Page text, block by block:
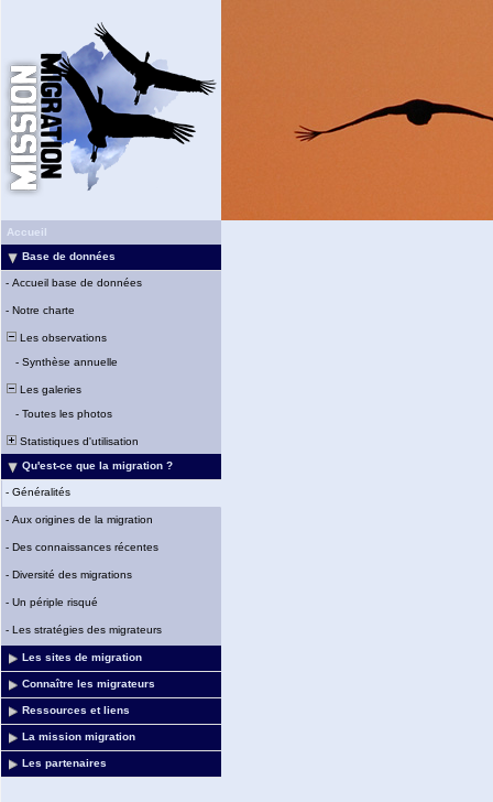
Accueil
Base de données
- Accueil base de données
- Notre charte
Les observations
- Synthèse annuelle
Les galeries
- Toutes les photos
Statistiques d'utilisation
Qu'est-ce que la migration ?
- Généralités
- Aux origines de la migration
- Des connaissances récentes
- Diversité des migrations
- Un périple risqué
- Les stratégies des migrateurs
Les sites de migration
Connaître les migrateurs
Ressources et liens
La mission migration
Les partenaires